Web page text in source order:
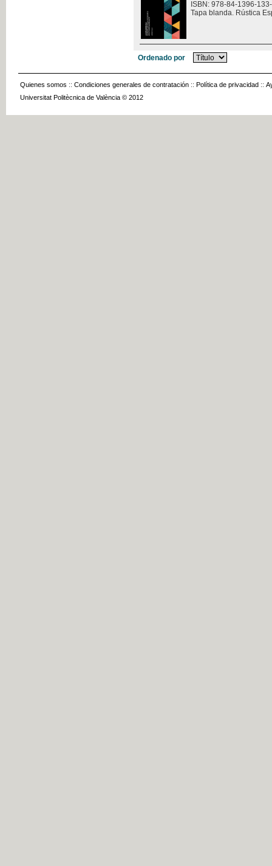
ISBN: 978-84-1396-
Tapa blanda. Rústica
Ordenado por
Quienes somos :: Condiciones generales de contratación :: Política de privacidad ::
Universitat Politècnica de València © 2012